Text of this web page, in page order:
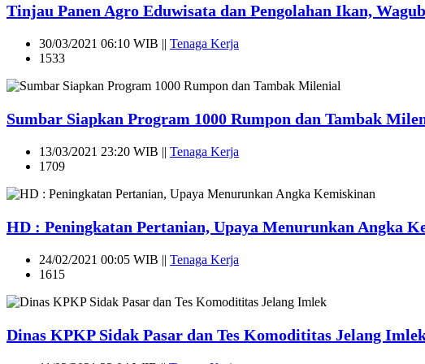
Tinjau Panen Agro Eduwisata dan Pengolahan Ikan,
30/03/2021 06:10 WIB || Tenaga Kerja
1533
Sumbar Siapkan Program 1000 Rumpon dan Tambak
13/03/2021 23:20 WIB || Tenaga Kerja
1709
HD : Peningkatan Pertanian, Upaya Menurunkan Angka
24/02/2021 00:05 WIB || Tenaga Kerja
1615
Dinas KPKP Sidak Pasar dan Tes Komodititas Jelang